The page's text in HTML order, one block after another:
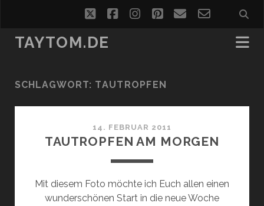
twitterfacebookinstagram
pinterest
emailemail-
form
TAYTOM.DE
SCHLAGWORT: TAUTROPFEN
14. FEBRUAR 2011
TAUTROPFEN AM MORGEN
Mit diesem Foto möchte ich Euch allen einen
wunderschönen Start in die neue Woche